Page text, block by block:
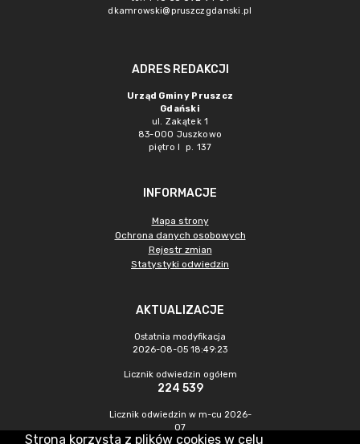
dkamrowski@pruszczgdanski.pl
ADRES REDAKCJI
Urząd Gminy Pruszcz
Gdański
ul. Zakątek 1
83-000 Juszkowo
piętro I p. 137
INFORMACJE
Mapa strony
Ochrona danych osobowych
Rejestr zmian
Statystyki odwiedzin
AKTUALIZACJE
Ostatnia modyfikacja
2026-08-05 18:49:23
Licznik odwiedzin ogółem
224 539
Licznik odwiedzin w m-cu 2026-
07
692
Strona korzysta z plików cookies w celu